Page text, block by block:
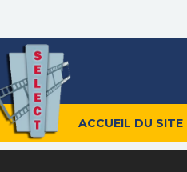
ACCUEIL DU SITE